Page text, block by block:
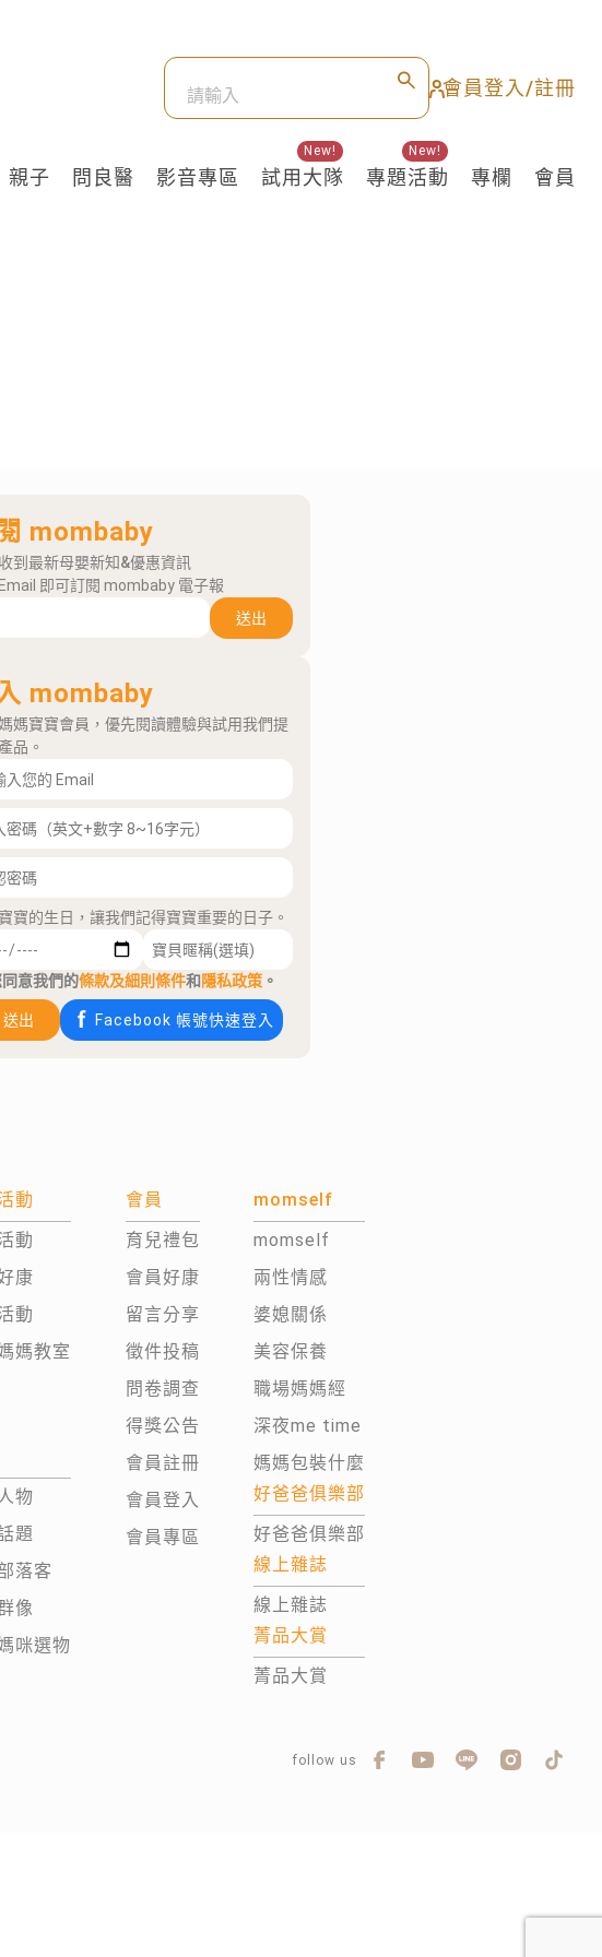
會員登入/註冊
親子 問良醫 影音專區 試用大隊
New!
專題活動
New!
專欄 會員
mombaby
到最新母嬰新知&優惠資訊
即可訂閱 mombaby 電子報
送出
mombaby
媽寶寶會員，優先閱讀體驗與試用我們提
品。
寶的生日，讓我們記得寶寶重要的日子。
意我們的條款及細則條件和隱私政策 。
送出 Facebook 帳號快速登入
動
動
康
動
媽教室
物
題
落客
像
咪選物
會員
育兒禮包
會員好康
留言分享
徵件投稿
問卷調查
得獎公告
會員註冊
會員登入
會員專區
momself
momself
兩性情感
婆媳關係
美容保養
職場媽媽經
深夜me time
媽媽包裝什麼
好爸爸俱樂部
好爸爸俱樂部
線上雜誌
線上雜誌
菁品大賞
菁品大賞
follow us